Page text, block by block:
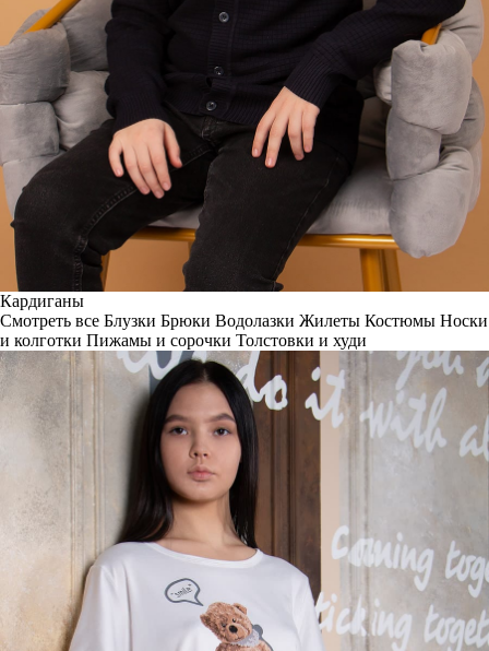
Кардиганы
Смотреть все Блузки Брюки Водолазки Жилеты Костюмы Носки
и колготки Пижамы и сорочки Толстовки и худи